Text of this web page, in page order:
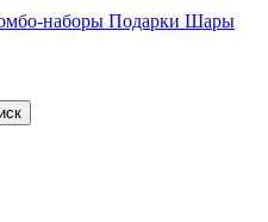
наборы Подарки Шары